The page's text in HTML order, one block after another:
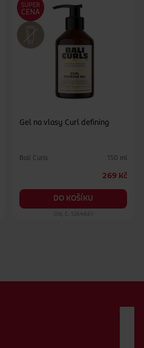
Gel na vlasy Curl defining
Bali Curls 150 ml
269 Kč
DO KOŠÍKU
Obj. č.: 1264661